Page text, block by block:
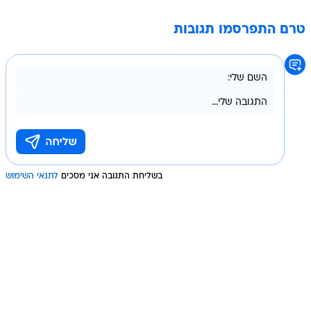
טרם התפרסמו תגובות
בשליחת התגובה אני מסכים לתנאי השימוש